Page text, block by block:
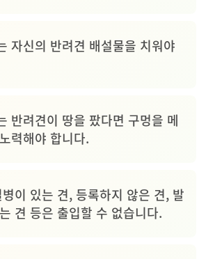
자신의 반려견 배설물을 치워야
반려견이 땅을 팠다면 구멍을 메
력해야 합니다.
이 있는 견, 등록하지 않은 견, 발
견 등은 출입할 수 없습니다.